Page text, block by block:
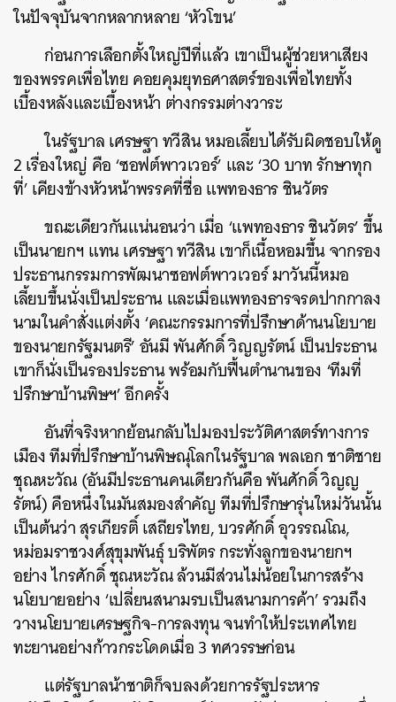
ในปัจจุบันจากหลากหลาย ‘หัวโขน’
ก่อนการเลือกตั้งใหญ่ปีที่แล้ว เขาเป็นผู้ช่วยหาเสียง
ของพรรคเพื่อไทย คอยคุมยุทธศาสตร์ของเพื่อไทยทั้ง
เบื้องหลังและเบื้องหน้า ต่างกรรมต่างวาระ
ในรัฐบาล เศรษฐา ทวีสิน หมอเลี้ยบได้รับผิดชอบให้ดู
2 เรื่องใหญ่ คือ ‘ซอฟต์พาวเวอร์’ และ ‘30 บาท รักษาทุก
ที่’ เคียงข้างหัวหน้าพรรคที่ชื่อ แพทองธาร ชินวัตร
ขณะเดียวกันแน่นอนว่า เมื่อ ‘แพทองธาร ชินวัตร’ ขึ้น
เป็นนายกฯ แทน เศรษฐา ทวีสิน เขาก็เนื้อหอมขึ้น จากรอง
ประธานกรรมการพัฒนาซอฟต์พาวเวอร์ มาวันนี้หมอ
เลี้ยบขึ้นนั่งเป็นประธาน และเมื่อแพทองธารจรดปากกาลง
นามในคำสั่งแต่งตั้ง ‘คณะกรรมการที่ปรึกษาด้านนโยบาย
ของนายกรัฐมนตรี’ อันมี พันศักดิ์ วิญญรัตน์ เป็นประธาน
เขาก็นั่งเป็นรองประธาน พร้อมกับฟื้นตำนานของ ‘ทีมที่
ปรึกษาบ้านพิษฯ’ อีกครั้ง
อันที่จริงหากย้อนกลับไปมองประวัติศาสตร์ทางการ
เมือง ทีมที่ปรึกษาบ้านพิษณุโลกในรัฐบาล พลเอก ชาติชาย
ชุณหะวัณ (อันมีประธานคนเดียวกันคือ พันศักดิ์ วิญญ
รัตน์) คือหนึ่งในมันสมองสำคัญ ทีมที่ปรึกษารุ่นใหม่วันนั้น
เป็นต้นว่า สุรเกียรติ์ เสถียรไทย, บวรศักดิ์ อุวรรณโณ,
หม่อมราชวงศ์สุขุมพันธุ์ บริพัตร กระทั่งลูกของนายกฯ
อย่าง ไกรศักดิ์ ชุณหะวัณ ล้วนมีส่วนไม่น้อยในการสร้าง
นโยบายอย่าง ‘เปลี่ยนสนามรบเป็นสนามการค้า’ รวมถึง
วางนโยบายเศรษฐกิจ-การลงทุน จนทำให้ประเทศไทย
ทะยานอย่างก้าวกระโดดเมื่อ 3 ทศวรรษก่อน
แต่รัฐบาลน้าชาติก็จบลงด้วยการรัฐประหาร